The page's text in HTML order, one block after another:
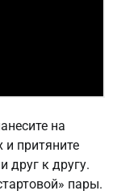
на
и притяните
друг к другу.
пары.